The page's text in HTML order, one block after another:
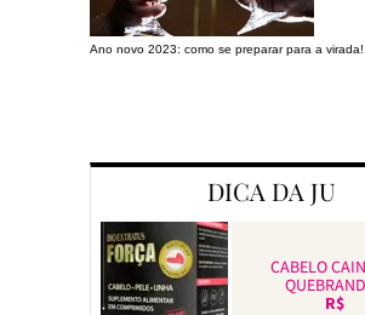
Ano novo 2023: como se preparar para a virada!
DICA DA JU
CABELO
R$